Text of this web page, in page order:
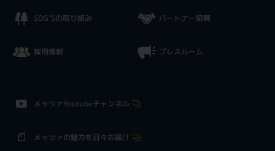
SDG’Sの取り組み
採用情報
パートナー協賛
プレスルーム
メッツァYoutubeチャンネル
メッツァの魅力を日々お届け